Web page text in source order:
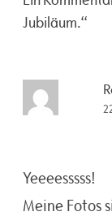
Jubiläum.“
Yeeeesssss!
Meine Fotos